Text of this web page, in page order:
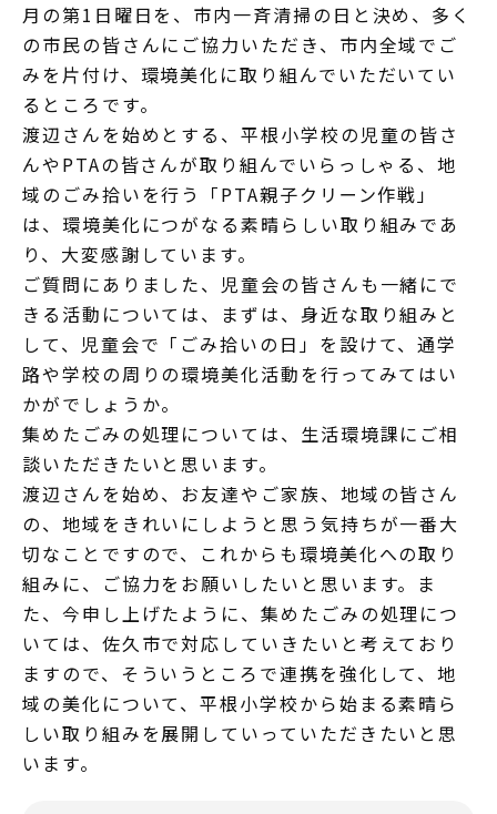
月の第1日曜日を、市内一斉清掃の日と決め、多く
の市民の皆さんにご協力いただき、市内全域でご
みを片付け、環境美化に取り組んでいただいてい
るところです。
渡辺さんを始めとする、平根小学校の児童の皆さ
んやPTAの皆さんが取り組んでいらっしゃる、地
域のごみ拾いを行う「PTA親子クリーン作戦」
は、環境美化につがなる素晴らしい取り組みであ
り、大変感謝しています。
ご質問にありました、児童会の皆さんも一緒にで
きる活動については、まずは、身近な取り組みと
して、児童会で「ごみ拾いの日」を設けて、通学
路や学校の周りの環境美化活動を行ってみてはい
かがでしょうか。
集めたごみの処理については、生活環境課にご相
談いただきたいと思います。
渡辺さんを始め、お友達やご家族、地域の皆さん
の、地域をきれいにしようと思う気持ちが一番大
切なことですので、これからも環境美化への取り
組みに、ご協力をお願いしたいと思います。ま
た、今申し上げたように、集めたごみの処理につ
いては、佐久市で対応していきたいと考えており
ますので、そういうところで連携を強化して、地
域の美化について、平根小学校から始まる素晴ら
しい取り組みを展開していっていただきたいと思
います。